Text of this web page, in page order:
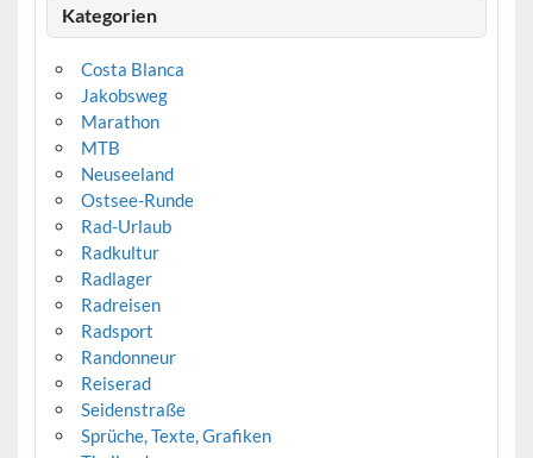
Kategorien
Costa Blanca
Jakobsweg
Marathon
MTB
Neuseeland
Ostsee-Runde
Rad-Urlaub
Radkultur
Radlager
Radreisen
Radsport
Randonneur
Reiserad
Seidenstraße
Sprüche, Texte, Grafiken